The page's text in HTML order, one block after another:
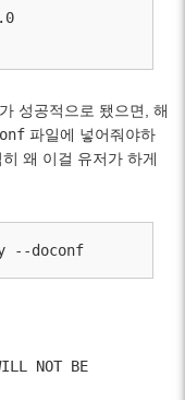
성공적으로 됐으면, 해
파일에 넣어줘야하
왜 이걸 유저가 하게
--doconf
NOT BE